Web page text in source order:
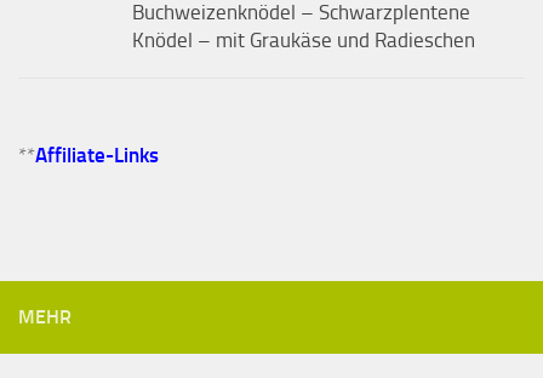
Buchweizenknödel – Schwarzplentene
Knödel – mit Graukäse und Radieschen
**Affiliate-Links
MEHR